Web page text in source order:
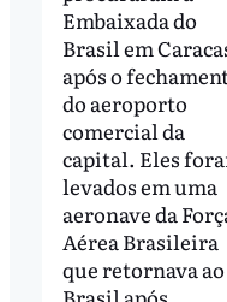
Embaixada do
Brasil em
após o
do aeroporto
comercial da
capital. Eles
levados em uma
aeronave da
Aérea Brasileira
que retornava ao